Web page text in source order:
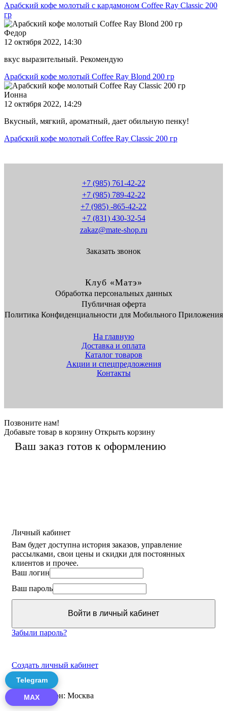
Арабский кофе молотый с кардамоном Coffee Ray Classic 200
гр
Федор
12 октября 2022, 14:30
вкус выразительный. Рекомендую
Арабский кофе молотый Coffee Ray Blond 200 гр
Ионна
12 октября 2022, 14:29
Вкусный, мягкий, ароматный, дает обильную пенку!
Арабский кофе молотый Coffee Ray Classic 200 гр
+7 (985) 761-42-22
+7 (985) 789-42-22
+7 (985) -865-42-22
+7 (831) 430-32-54
zakaz@mate-shop.ru
Заказать звонок
Клуб «Матэ»
Обработка персональных данных
Публичная оферта
Политика Конфиденциальности для Мобильного Приложения
На главную
Доставка и оплата
Каталог товаров
Акции и спецпредложения
Контакты
Позвоните нам!
Добавьте товар в корзину Открыть корзину
Ваш заказ готов к оформлению
Личный кабинет
Вам будет доступна история заказов, управление
рассылками, свои цены и скидки для постоянных
клиентов и прочее.
Ваш логин
Ваш пароль
Войти в личный кабинет
Забыли пароль?
Создать личный кабинет
Ваш регион: Москва
Telegram
MAX